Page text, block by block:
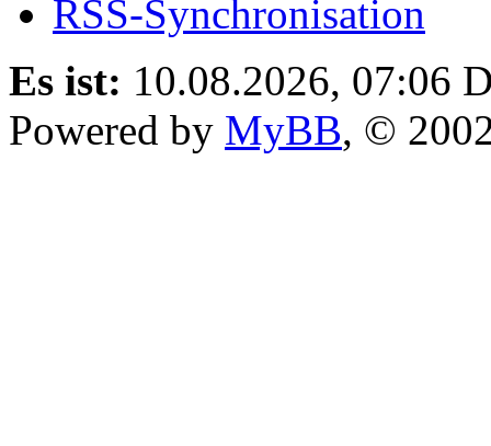
RSS-Synchronisation
Es ist: 10.08.2026, 07:06
Powered by MyBB, ©